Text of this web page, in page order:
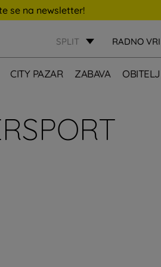
se na newsletter!
SPLIT RADNO
CITY PAZAR ZABAVA